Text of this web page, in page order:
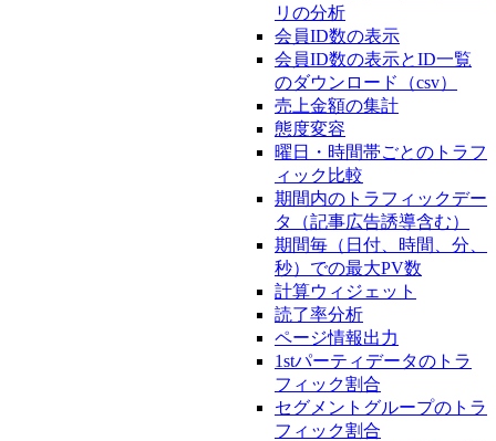
リの分析
会員ID数の表示
会員ID数の表示とID一覧
のダウンロード（csv）
売上金額の集計
態度変容
曜日・時間帯ごとのトラフ
ィック比較
期間内のトラフィックデー
タ（記事広告誘導含む）
期間毎（日付、時間、分、
秒）での最大PV数
計算ウィジェット
読了率分析
ページ情報出力
1stパーティデータのトラ
フィック割合
セグメントグループのトラ
フィック割合